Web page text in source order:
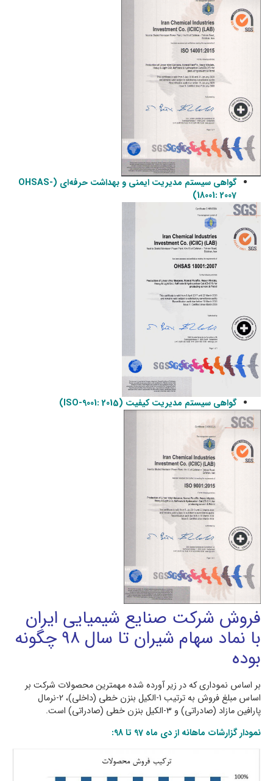
گواهی سیستم مدیریت ایمنی و بهداشت حرفه‌ای (OHSAS-
18001: 2007)
گواهی سیستم مدیریت کيفيت (ISO-9001: 2015)
فروش شرکت صنايع شيميایی ايران
با نماد سهام شیران تا سال 98 چگونه
بوده
بر اساس نموداری که در زیر آورده شده مهمترین محصولات شرکت بر
اساس مبلغ فروش به ترتیب 1-الکیل بنزن خطی (داخلی)، 2-نرمال
پارافین مازاد (صادراتی) و 3-الکیل بنزن خطی (صادراتی) است.
نمودار گزارشات ماهانه از دی ماه 97 تا 98: